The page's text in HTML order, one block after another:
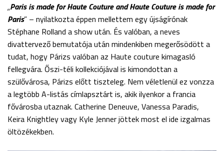
„Paris is made for Haute Couture and Haute Couture is made for
Paris” – nyilatkozta éppen mellettem egy újságírónak
Stéphane Rolland a show után. És valóban, a neves
divattervező bemutatója után mindenkiben megerősödött a
tudat, hogy Párizs valóban az Haute couture kimagasló
fellegvára. Őszi-téli kollekciójával is kimondottan a
szülővárosa, Párizs előtt tiszteleg. Nem véletlenül ez vonzza
a legtöbb A-listás címlapsztárt is, akik ilyenkor a francia
fővárosba utaznak. Catherine Deneuve, Vanessa Paradis,
Keira Knightley vagy Kyle Jenner jöttek most el ide izgalmas
öltözékekben.